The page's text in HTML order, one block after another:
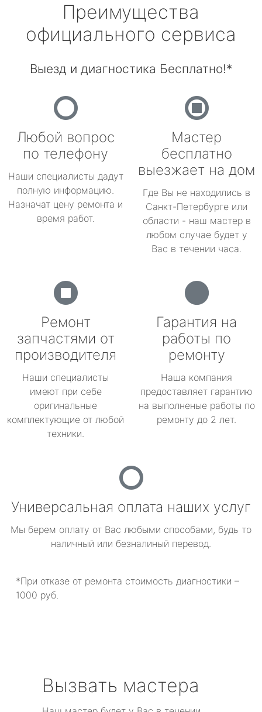
Преимущества
официального сервиса
Выезд и диагностика Бесплатно!*
Любой вопрос
по телефону
Наши специалисты дадут
полную информацию.
Назначат цену ремонта и
время работ.
Мастер
бесплатно
выезжает на дом
Где Вы не находились в
Санкт-Петербурге или
области - наш мастер в
любом случае будет у
Вас в течении часа.
Ремонт
запчастями от
производителя
Наши специалисты
имеют при себе
оригинальные
комплектующие от любой
техники.
Гарантия на
работы по
ремонту
Наша компания
предоставляет гарантию
на выполненые работы по
ремонту до 2 лет.
Универсальная оплата наших услуг
Мы берем оплату от Вас любыми способами, будь то
наличный или безналиный перевод.
*При отказе от ремонта стоимость диагностики –
1000 руб.
Вызвать мастера